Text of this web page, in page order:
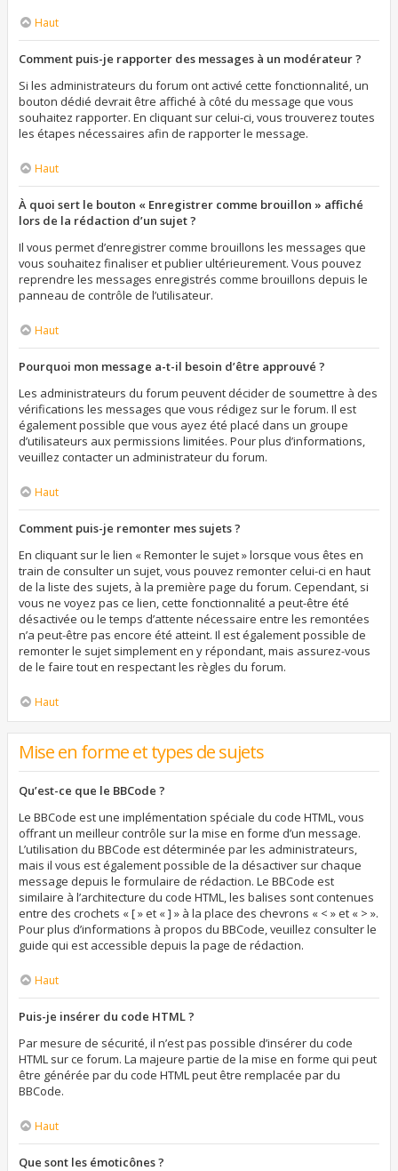
Haut
Comment puis-je rapporter des messages à un modérateur ?
Si les administrateurs du forum ont activé cette fonctionnalité, un
bouton dédié devrait être affiché à côté du message que vous
souhaitez rapporter. En cliquant sur celui-ci, vous trouverez toutes
les étapes nécessaires afin de rapporter le message.
Haut
À quoi sert le bouton « Enregistrer comme brouillon » affiché
lors de la rédaction d’un sujet ?
Il vous permet d’enregistrer comme brouillons les messages que
vous souhaitez finaliser et publier ultérieurement. Vous pouvez
reprendre les messages enregistrés comme brouillons depuis le
panneau de contrôle de l’utilisateur.
Haut
Pourquoi mon message a-t-il besoin d’être approuvé ?
Les administrateurs du forum peuvent décider de soumettre à des
vérifications les messages que vous rédigez sur le forum. Il est
également possible que vous ayez été placé dans un groupe
d’utilisateurs aux permissions limitées. Pour plus d’informations,
veuillez contacter un administrateur du forum.
Haut
Comment puis-je remonter mes sujets ?
En cliquant sur le lien « Remonter le sujet » lorsque vous êtes en
train de consulter un sujet, vous pouvez remonter celui-ci en haut
de la liste des sujets, à la première page du forum. Cependant, si
vous ne voyez pas ce lien, cette fonctionnalité a peut-être été
désactivée ou le temps d’attente nécessaire entre les remontées
n’a peut-être pas encore été atteint. Il est également possible de
remonter le sujet simplement en y répondant, mais assurez-vous
de le faire tout en respectant les règles du forum.
Haut
Mise en forme et types de sujets
Qu’est-ce que le BBCode ?
Le BBCode est une implémentation spéciale du code HTML, vous
offrant un meilleur contrôle sur la mise en forme d’un message.
L’utilisation du BBCode est déterminée par les administrateurs,
mais il vous est également possible de la désactiver sur chaque
message depuis le formulaire de rédaction. Le BBCode est
similaire à l’architecture du code HTML, les balises sont contenues
entre des crochets « [ » et « ] » à la place des chevrons « < » et « > ».
Pour plus d’informations à propos du BBCode, veuillez consulter le
guide qui est accessible depuis la page de rédaction.
Haut
Puis-je insérer du code HTML ?
Par mesure de sécurité, il n’est pas possible d’insérer du code
HTML sur ce forum. La majeure partie de la mise en forme qui peut
être générée par du code HTML peut être remplacée par du
BBCode.
Haut
Que sont les émoticônes ?